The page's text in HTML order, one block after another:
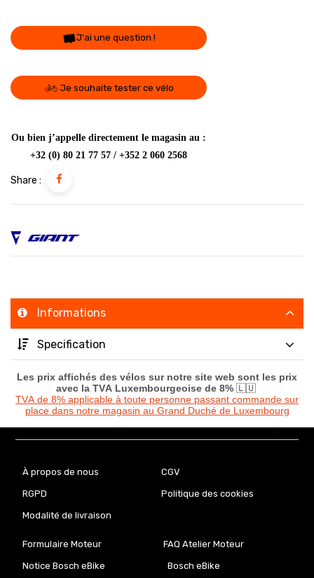
J'ai une question !
Je souhaite tester ce vélo
Ou bien j’appelle directement le magasin au :
+32 (0) 80 21 77 57 / +352 2 060 2568
Share :
Informations
Specification
Les prix affichés des vélos sur notre site web sont les prix
avec la TVA Luxembourgeoise de 8% 🇱🇺
TVA de 8% applicable à toute personne passant commande sur
place dans notre magasin au Grand Duché de Luxembourg
À propos de nous CGV
RGPD Politique des cookies
Modalité de livraison
Formulaire Moteur FAQ Atelier Moteur
Notice Bosch eBike Bosch eBike